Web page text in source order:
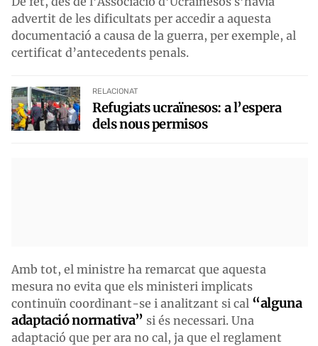
advertit de les dificultats per accedir a aquesta
documentació a causa de la guerra, per exemple, al
certificat d’antecedents penals.
RELACIONAT
Refugiats ucraïnesos: a l’espera
dels nous permisos
Amb tot, el ministre ha remarcat que aquesta
mesura no evita que els ministeri implicats
continuïn coordinant-se i analitzant si cal “alguna
adaptació normativa” si és necessari. Una
adaptació que per ara no cal, ja que el reglament